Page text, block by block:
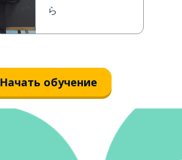
ら
Начать обучение